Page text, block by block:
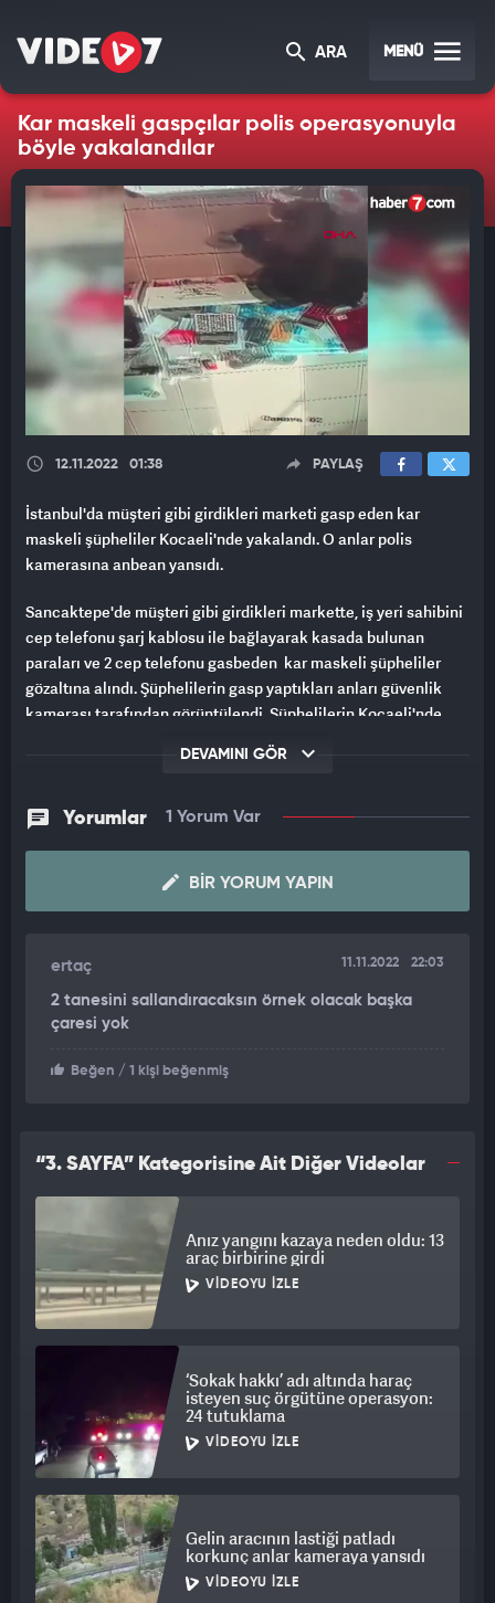
ARA MENÜ
Kar maskeli gaspçılar polis operasyonuyla
böyle yakalandılar
12.11.2022 01:38 PAYLAŞ
İstanbul'da müşteri gibi girdikleri marketi gasp eden kar
maskeli şüpheliler Kocaeli'nde yakalandı. O anlar polis
kamerasına anbean yansıdı.
Sancaktepe'de müşteri gibi girdikleri markette, iş yeri sahibini
cep telefonu şarj kablosu ile bağlayarak kasada bulunan
paraları ve 2 cep telefonu gasbeden kar maskeli şüpheliler
gözaltına alındı. Şüphelilerin gasp yaptıkları anları güvenlik
kamerası tarafından görüntülendi. Şüphelilerin Kocaeli'nde
Gasp Büro Amirliği tarafından olayla ilgili başlatılan
soruşturmada markette yaşanan gasp anının kameralar
tarafından saniye saniye görüntülendiği tespit edildi. Kamera
görüntüleri kullanılarak iş yerinden çıkan iki şüpheli takip
olaydan kısa süre sonra Kocaeli iline kaçtığı belirlendi.
POLİS EKİPLERİ ŞÜPHELİLERİ KISKAVRAK YAKALADI
Rahmatullah O.(24) ile Nurullah Y.(18) gözaltına alındı.
operasyonunda şüphelilerin yakalandıkları anları ise polis
DEVAMINI GÖR
Yorumlar 1 Yorum Var
BIR YORUM YAPIN
ertaç 11.11.2022 22:03
2 tanesini sallandıracaksın örnek olacak başka
çaresi yok
Beğen / 1 kişi beğenmiş
“3. SAYFA” Kategorisine Ait Diğer Videolar
Anız yangını kazaya neden oldu: 13
araç birbirine girdi
VIDEOYU İZLE
‘Sokak hakkı’ adı altında haraç
isteyen suç örgütüne operasyon:
24 tutuklama
VIDEOYU İZLE
Gelin aracının lastiği patladı
korkunç anlar kameraya yansıdı
VIDEOYU İZLE